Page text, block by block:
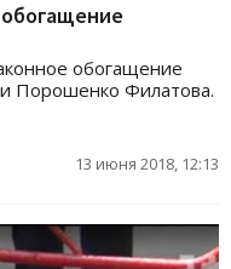
обогащение
Порошенко Филатова.
13 июня 2018, 12:13